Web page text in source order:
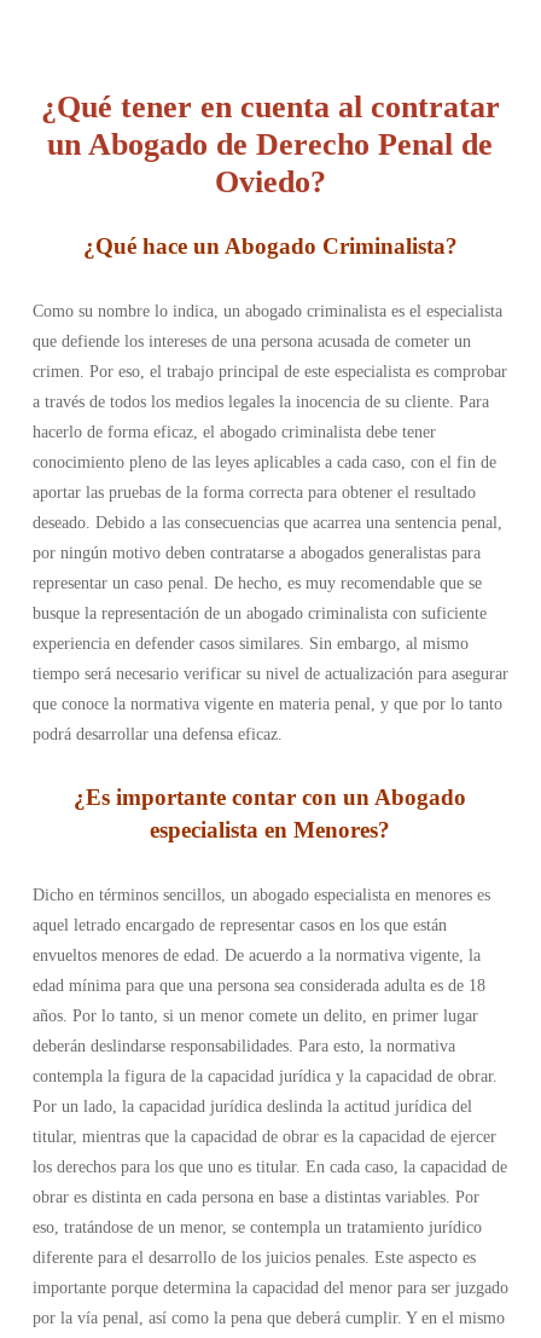
¿Qué tener en cuenta al contratar
un Abogado de Derecho Penal de
Oviedo?
¿Qué hace un Abogado Criminalista?
Como su nombre lo indica, un abogado criminalista es el especialista
que defiende los intereses de una persona acusada de cometer un
crimen. Por eso, el trabajo principal de este especialista es comprobar
a través de todos los medios legales la inocencia de su cliente. Para
hacerlo de forma eficaz, el abogado criminalista debe tener
conocimiento pleno de las leyes aplicables a cada caso, con el fin de
aportar las pruebas de la forma correcta para obtener el resultado
deseado. Debido a las consecuencias que acarrea una sentencia penal,
por ningún motivo deben contratarse a abogados generalistas para
representar un caso penal. De hecho, es muy recomendable que se
busque la representación de un abogado criminalista con suficiente
experiencia en defender casos similares. Sin embargo, al mismo
tiempo será necesario verificar su nivel de actualización para asegurar
que conoce la normativa vigente en materia penal, y que por lo tanto
podrá desarrollar una defensa eficaz.
¿Es importante contar con un Abogado
especialista en Menores?
Dicho en términos sencillos, un abogado especialista en menores es
aquel letrado encargado de representar casos en los que están
envueltos menores de edad. De acuerdo a la normativa vigente, la
edad mínima para que una persona sea considerada adulta es de 18
años. Por lo tanto, si un menor comete un delito, en primer lugar
deberán deslindarse responsabilidades. Para esto, la normativa
contempla la figura de la capacidad jurídica y la capacidad de obrar.
Por un lado, la capacidad jurídica deslinda la actitud jurídica del
titular, mientras que la capacidad de obrar es la capacidad de ejercer
los derechos para los que uno es titular. En cada caso, la capacidad de
obrar es distinta en cada persona en base a distintas variables. Por
eso, tratándose de un menor, se contempla un tratamiento jurídico
diferente para el desarrollo de los juicios penales. Este aspecto es
importante porque determina la capacidad del menor para ser juzgado
por la vía penal, así como la pena que deberá cumplir. Y en el mismo